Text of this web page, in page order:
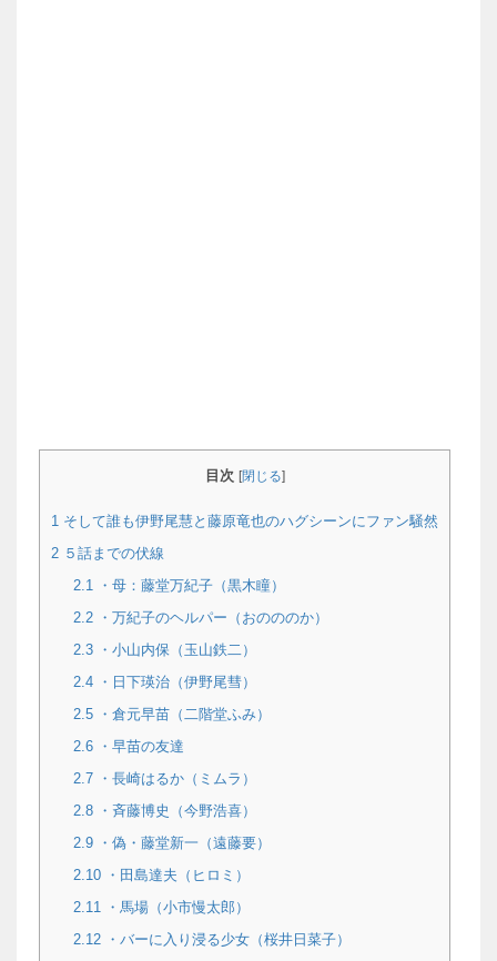
目次 [閉じる]
1 そして誰も伊野尾慧と藤原竜也のハグシーンにファン騒然
2 ５話までの伏線
2.1
・母：藤堂万紀子（黒木瞳）
2.2・万紀子のヘルパー（おのののか）
2.3・小山内保（玉山鉄二）
2.4・日下瑛治（伊野尾彗）
2.5・倉元早苗（二階堂ふみ）
2.6・早苗の友達
2.7・長崎はるか（ミムラ）
2.8・斉藤博史（今野浩喜）
2.9・偽・藤堂新一（遠藤要）
2.10・田島達夫（ヒロミ）
2.11
・馬場（小市慢太郎）
2.12・バーに入り浸る少女（桜井日菜子）